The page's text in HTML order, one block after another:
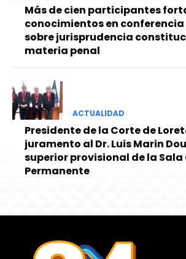
Más de cien participantes
conocimientos en
sobre jurisprudencia
materia penal
ACTUALIDAD
Presidente de la Corte de
juramento al Dr. Luis Marin
superior provisional de la Sala
Permanente